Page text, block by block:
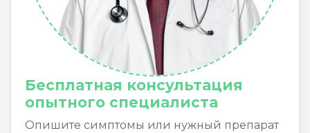
Бесплатная консультация
опытного специалиста
Опишите симптомы или нужный препарат